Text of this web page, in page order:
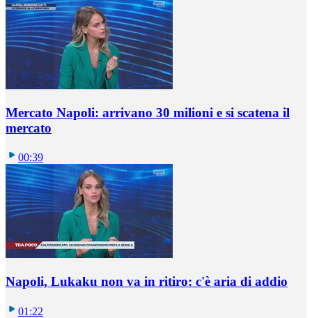
Mercato Napoli: arrivano 30 milioni e si scatena il
mercato
00:39
Napoli, Lukaku non va in ritiro: c'è aria di addio
01:22